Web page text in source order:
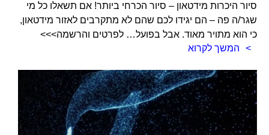
סיור היכרות מידטאון – סיור הכרחי ביותר! אם תשאלו כל מי
שגר/ה פה – הם יגידו לכם שהם לא מתקרבים לאזור מידטאון,
כי הוא מתויר מאוד. אבל בפועל… לפרטים והרשמה>>>
המשך לקרוא